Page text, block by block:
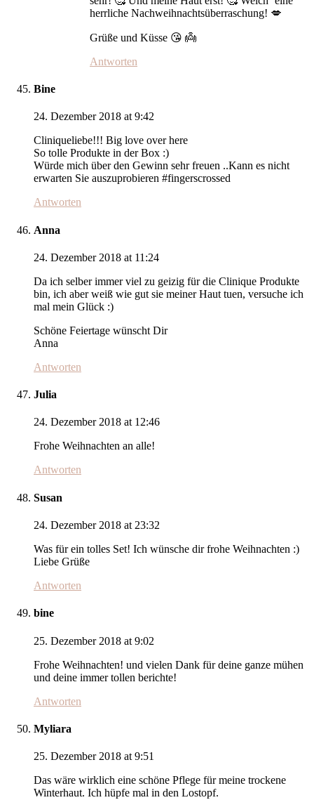
herrliche Nachweihnachtsüberraschung! 💋
Grüße und Küsse 😘 👼
Antworten
Bine
24. Dezember 2018 at 9:42
Cliniqueliebe!!! Big love over here
So tolle Produkte in der Box :)
Würde mich über den Gewinn sehr freuen ..Kann es nicht
erwarten Sie auszuprobieren #fingerscrossed
Antworten
Anna
24. Dezember 2018 at 11:24
Da ich selber immer viel zu geizig für die Clinique Produkte
bin, ich aber weiß wie gut sie meiner Haut tuen, versuche ich
mal mein Glück :)
Schöne Feiertage wünscht Dir
Anna
Antworten
Julia
24. Dezember 2018 at 12:46
Frohe Weihnachten an alle!
Antworten
Susan
24. Dezember 2018 at 23:32
Was für ein tolles Set! Ich wünsche dir frohe Weihnachten :)
Liebe Grüße
Antworten
bine
25. Dezember 2018 at 9:02
Frohe Weihnachten! und vielen Dank für deine ganze mühen
und deine immer tollen berichte!
Antworten
Myliara
25. Dezember 2018 at 9:51
Das wäre wirklich eine schöne Pflege für meine trockene
Winterhaut. Ich hüpfe mal in den Lostopf.